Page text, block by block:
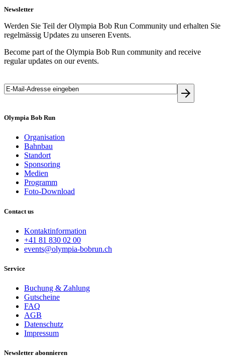
Newsletter
Werden Sie Teil der Olympia Bob Run Community und erhalten Sie
regelmässig Updates zu unseren Events.
Become part of the Olympia Bob Run community and receive
regular updates on our events.
Olympia Bob Run
Organisation
Bahnbau
Standort
Sponsoring
Medien
Programm
Foto-Download
Contact us
Kontaktinformation
+41 81 830 02 00
events@olympia-bobrun.ch
Service
Buchung & Zahlung
Gutscheine
FAQ
AGB
Datenschutz
Impressum
Newsletter abonnieren